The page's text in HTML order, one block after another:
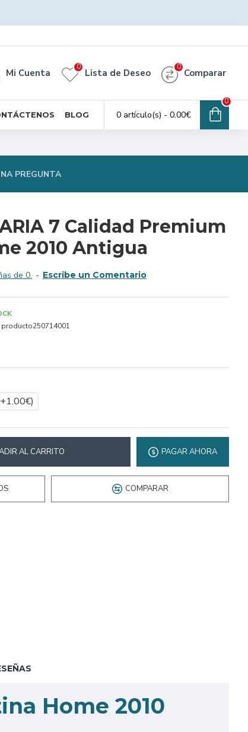
Mi Cuenta Lista de Deseo
0
Comparar
0
BLOG 0 artículo(s) - 0.00€
0
PREGUNTA
7 Calidad Premium
2010 Antigua
de 0. - Escribe un Comentario
producto250714001
AL CARRITO PAGAR AHORA
COMPARAR
Home 2010